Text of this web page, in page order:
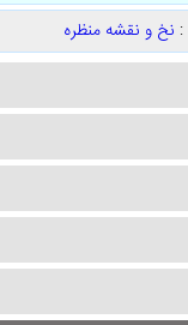
نخ و نقشه منظره